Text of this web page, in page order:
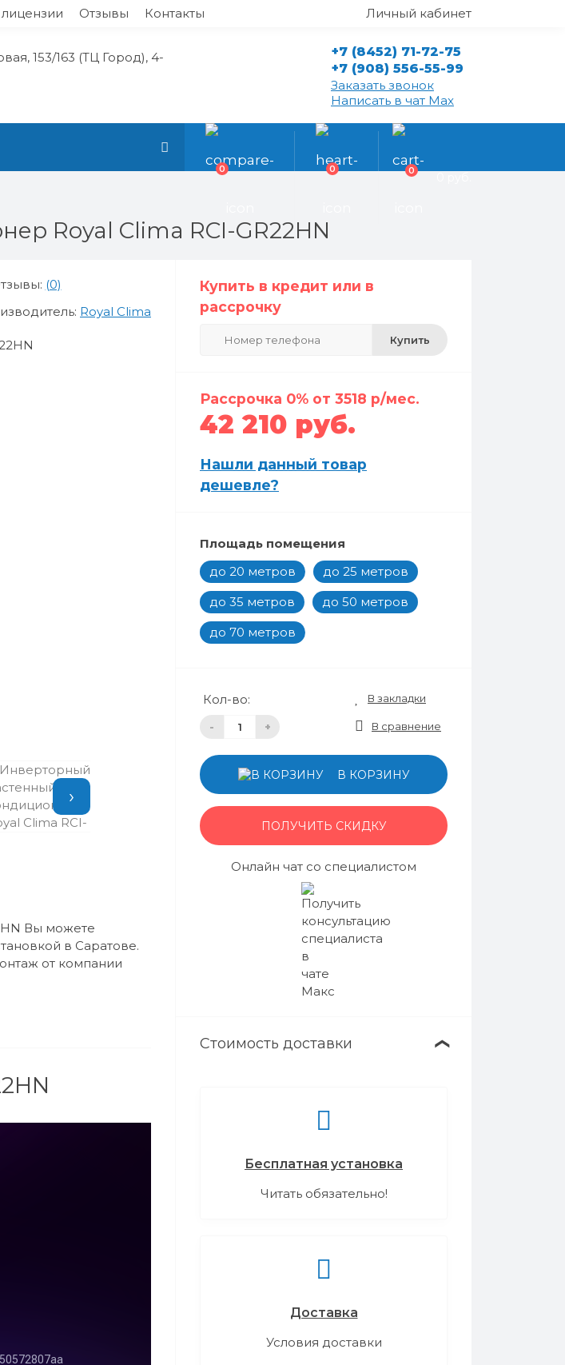
Отзывы Контакты Личный кабинет
153/163 (ТЦ Город), 4-
+7 (8452) 71-72-75
+7 (908) 556-55-99
Заказать звонок
Написать в чат Max
0 0 0
Royal Clima RCI-GR22HN
(0)
Royal Clima
›
Вы можете
в Саратове.
от компании
Купить в кредит или в
рассрочку
Купить
Рассрочка 0% от 3518 р/мес.
42 210 руб.
Нашли данный товар
дешевле?
Площадь помещения
до 20 метров
до 25 метров
до 35 метров
до 50 метров
до 70 метров
Кол-во:
- +
В закладки
В сравнение
В КОРЗИНУ
ПОЛУЧИТЬ СКИДКУ
Онлайн чат со специалистом
Стоимость доставки ❯
Бесплатная установка
Читать обязательно!
Доставка
Условия доставки